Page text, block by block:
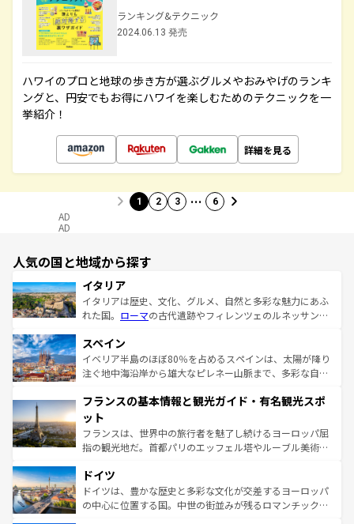
ランキング&テクニック
2024.06.13 発売
ハワイのプロと地球の歩き方が選ぶグルメやおみやげのランキ
ングと、円安でもお得にハワイを楽しむためのテクニックを一
挙紹介！
詳細を見る
1 2 3 … 6
AD
AD
人気の国と地域から探す
イタリア
イタリアは歴史、文化、グルメ、自然と多彩な魅力にあふ
れた国。 ローマの古代遺跡やフィレンツェのルネッサンス
ろん、トスカーナの美しい田園風景やアマルフィ海岸の絶
景など、自然景観も見逃せない。観光の合間には、本場の
ピザやパスタなど、絶品のイタリア料理を堪能することも
ませてくれるイタリアで、忘れられない旅をしてみよう！
なお、新着のイタリア情報は
しい。
スペイン
イベリア半島のほぼ80％を占めるスペインは、太陽が降り
注ぐ地中海沿岸から雄大なピレネー山脈まで、多彩な自然
文化が根付くこの国では、情熱的なフラメンコ、熱気あふ
れる闘牛、そして美味しいタパスが生活の一部となってい
る。首都マドリードの洗練された雰囲気や、バルセロナの
アートに溢れた街角から、地方では古代ローマ遺跡や中世
せる。地方によって風土や気候が異なるスペインはその個
性で訪れる人を魅了する。 なお、新着のスペイン情報は コ
ンテンツ一覧を参照してほしい。
フランスの基本情報と観光ガイド・有名観光スポ
ット
フランスは、世界中の旅行者を魅了し続けるヨーロッパ屈
指の観光地だ。首都パリのエッフェル塔やルーブル美術館
で、幅広い魅力が詰まっている。華麗な宮殿、歴史的な大
聖堂、美しいビーチ、そして豊かな自然が、訪れる者を心
から魅了する。また、フランスは美食の国としても知ら
ドイツ
ドイツは、豊かな歴史と多彩な文化が交差するヨーロッパ
の中心に位置する国。中世の街並みが残るロマンチック街